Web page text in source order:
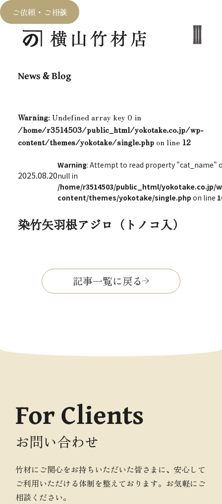
ご依頼・ご相談
News & Blog
Warning: Undefined array key 0 in
/home/r3514503/public_html/yokotake.co.jp/wp-
content/themes/yokotake/single.phpon line 12
2025.08.20
Warning: Attempt to read property "cat_name"
null in
/home/r3514503/public_html/yokotake.co.jp/
content/themes/yokotake/single.php on line
染竹矢羽根アジロ（トノコ入）
記事一覧に戻る
For Clients
お問い合わせ
竹材にご関心をお持ちいただいた皆さまに、安心して
ご利用いただける体制を整えております。お気軽にご
相談ください。